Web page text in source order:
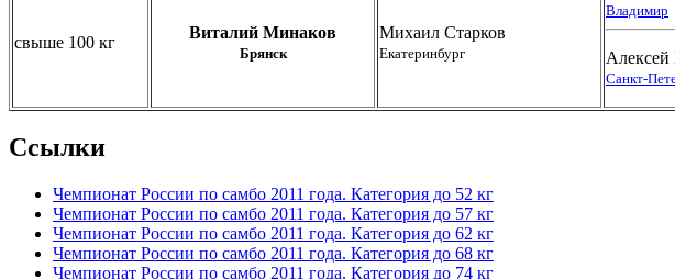
свыше 100 кг
Виталий Минаков
Брянск
Михаил Старков
Екатеринбург
Владимир
Алексей
Санкт-
Ссылки
Чемпионат России по самбо 2011 года. Категория до 52 кг
Чемпионат России по самбо 2011 года. Категория до 57 кг
Чемпионат России по самбо 2011 года. Категория до 62 кг
Чемпионат России по самбо 2011 года. Категория до 68 кг
Чемпионат России по самбо 2011 года. Категория до 74 кг